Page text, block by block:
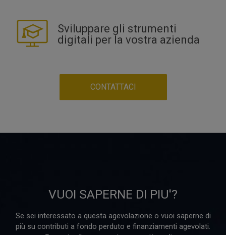
Sviluppare gli strumenti
digitali per la vostra azienda
CONTATTACI
VUOI SAPERNE DI PIU'?
Se sei interessato a questa agevolazione o vuoi saperne di
più su contributi a fondo perduto e finanziamenti agevolati.